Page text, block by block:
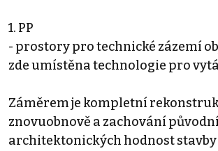
1. PP
- prostory pro technické zázemí
zde umístěna technologie pro
Záměrem je kompletní
znovuobnově a zachování
architektonických hodnost